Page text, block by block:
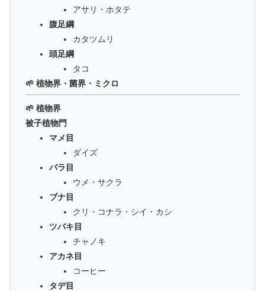
アサリ・ホタテ
腹足綱
カタツムリ
頭足綱
タコ
🌱 植物界・菌界・ミクロ
🌱 植物界
被子植物門
マメ目
ダイズ
バラ目
ウメ・サクラ
ブナ目
クリ・コナラ・シイ・カシ
ツバキ目
チャノキ
アカネ目
コーヒー
タデ目